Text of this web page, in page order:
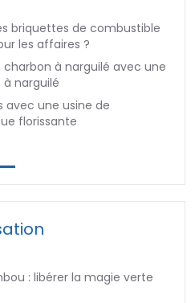
briquettes de combustible
les affaires ?
à narguilé avec une
narguilé
avec une usine de
florissante
: libérer la magie verte